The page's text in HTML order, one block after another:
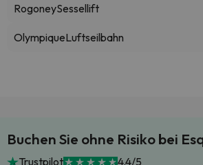
RogoneySessellift
OlympiqueLuftseilbahn
Buchen Sie ohne Risiko bei
Trustpilot 4.4/5